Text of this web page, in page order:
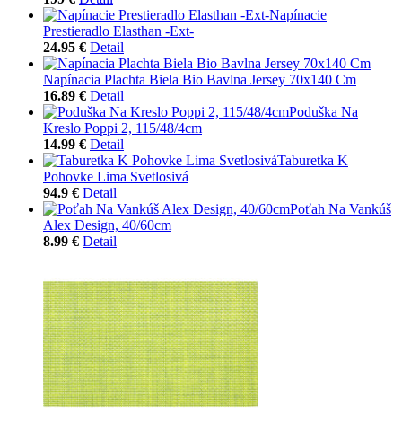
Napínacie
Prestieradlo Elasthan -Ext-
24.95 € Detail
Napínacia Plachta Biela Bio Bavlna Jersey 70x140 Cm
16.89 € Detail
Poduška Na
Kreslo Poppi 2, 115/48/4cm
14.99 € Detail
Taburetka K
Pohovke Lima Svetlosivá
94.9 € Detail
Poťah Na Vankúš
Alex Design, 40/60cm
8.99 € Detail